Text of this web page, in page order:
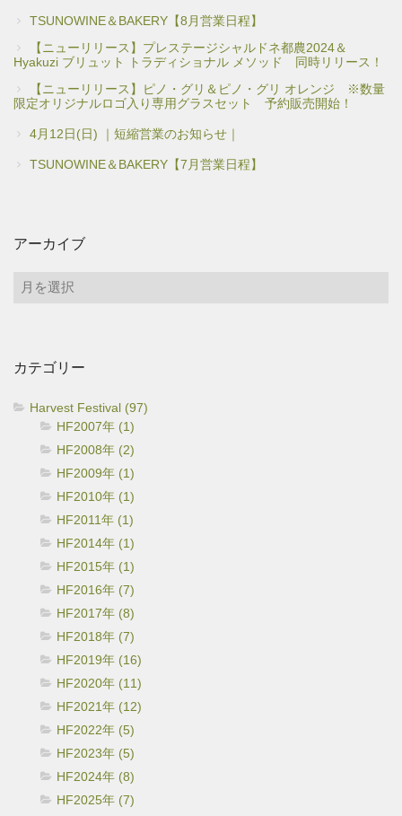
TSUNOWINE＆BAKERY【8月営業日程】
【ニューリリース】プレステージシャルドネ都農2024＆
Hyakuzi ブリュット トラディショナル メソッド 同時リリース！
【ニューリリース】ピノ・グリ＆ピノ・グリ オレンジ ※数量
限定オリジナルロゴ入り専用グラスセット 予約販売開始！
4月12日(日) ｜短縮営業のお知らせ｜
TSUNOWINE＆BAKERY【7月営業日程】
アーカイブ
ア
ブ
カテゴリー
Harvest Festival (97)
HF2007年 (1)
HF2008年 (2)
HF2009年 (1)
HF2010年 (1)
HF2011年 (1)
HF2014年 (1)
HF2015年 (1)
HF2016年 (7)
HF2017年 (8)
HF2018年 (7)
HF2019年 (16)
HF2020年 (11)
HF2021年 (12)
HF2022年 (5)
HF2023年 (5)
HF2024年 (8)
HF2025年 (7)